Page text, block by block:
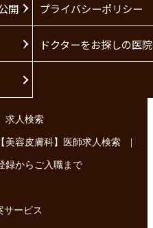
開 プライバシーポリシー
ドクターをお探しの医
求人検索
【美容皮膚科】医師求人検索 |
録からご入職まで
サービス